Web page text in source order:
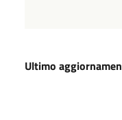
Ultimo